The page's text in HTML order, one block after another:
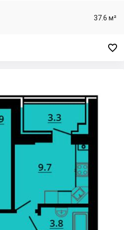
37.6 м²
